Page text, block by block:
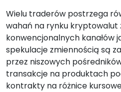
Wielu traderów postrzega
wahań na rynku
konwencjonalnych kanałów
spekulacje zmiennością są
przez niszowych
transakcje na produktach
kontrakty na różnice